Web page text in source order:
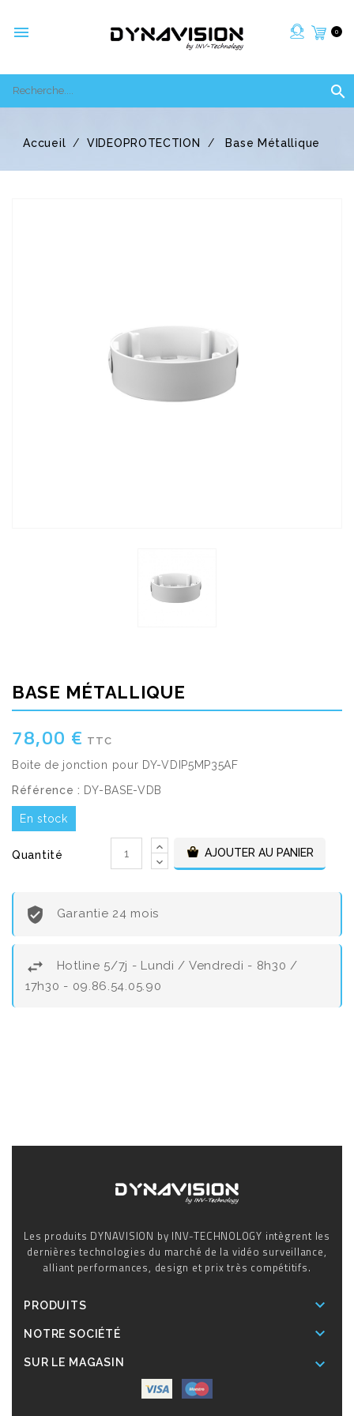
 0

Accueil VIDEOPROTECTION Base Métallique
BASE MÉTALLIQUE
78,00 € TTC
Boite de jonction pour DY-VDIP5MP35AF
Référence : DY-BASE-VDB
En stock
Quantité AJOUTER AU PANIER
Garantie 24 mois
Hotline 5/7j - Lundi / Vendredi - 8h30 /
17h30 - 09.86.54.05.90
Les produits DYNAVISION by INV-TECHNOLOGY intègrent les
dernières technologies du marché de la vidéo surveillance,
alliant performances, design et prix très compétitifs.
PRODUITS 
NOTRE SOCIÉTÉ 
SUR LE MAGASIN 